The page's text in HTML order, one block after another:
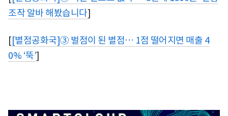
조작 알바 해봤습니다]
[[별점공화국]③ 벌점이 된 별점… 1점 떨어지면 매출 4
0% ‘뚝’]